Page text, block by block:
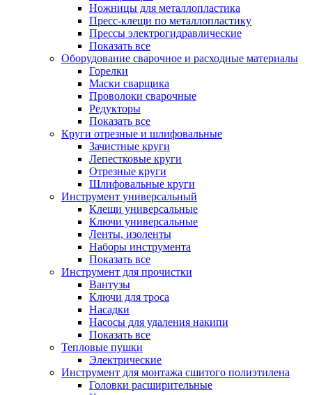
Ножницы для металлопластика
Пресс-клещи по металлопластику
Прессы электрогидравлические
Показать все
Оборудование сварочное и расходные материалы
Горелки
Маски сварщика
Проволоки сварочные
Редукторы
Показать все
Круги отрезные и шлифовальные
Зачистные круги
Лепестковые круги
Отрезные круги
Шлифовальные круги
Инструмент универсальный
Клещи универсальные
Ключи универсальные
Ленты, изоленты
Наборы инструмента
Показать все
Инструмент для прочистки
Вантузы
Ключи для троса
Насадки
Насосы для удаления накипи
Показать все
Тепловые пушки
Электрические
Инструмент для монтажа сшитого полиэтилена
Головки расширительные